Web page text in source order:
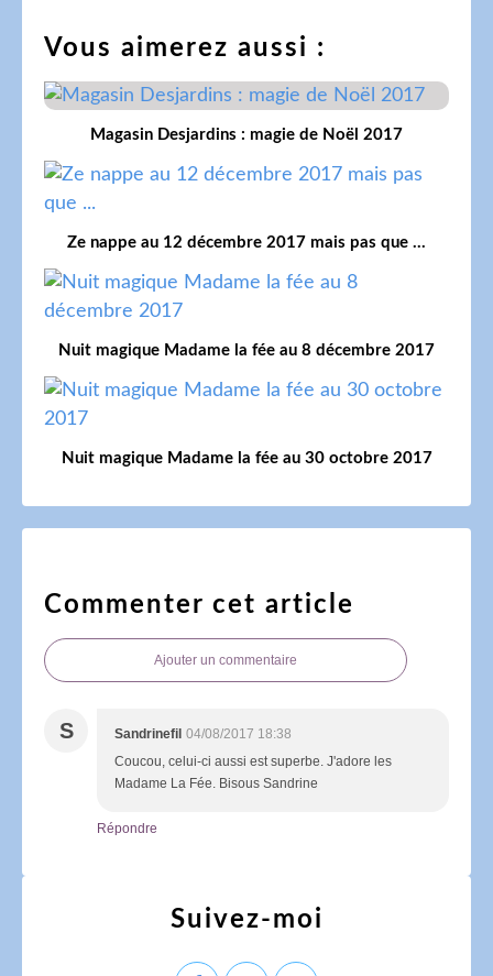
Vous aimerez aussi :
Magasin Desjardins : magie de Noël 2017
Ze nappe au 12 décembre 2017 mais pas que ...
Nuit magique Madame la fée au 8 décembre 2017
Nuit magique Madame la fée au 30 octobre 2017
Commenter cet article
Ajouter un commentaire
S Sandrinefil 04/08/2017 18:38
Coucou, celui-ci aussi est superbe. J'adore les
Madame La Fée. Bisous Sandrine
Répondre
Suivez-moi